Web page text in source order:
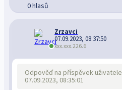
0 hlasů
Zrzavci
07.09.2023, 08:37:50
xxx.xxx.226.6
Odpověď na příspěvek uživatele
07.09.2023, 08:35:01